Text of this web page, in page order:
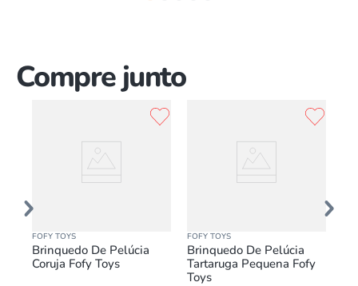
Compre junto
FOFY TOYS
Brinquedo De Pelúcia
Coruja Fofy Toys
FOFY TOYS
Brinquedo De Pelúcia
Tartaruga Pequena Fofy
Toys